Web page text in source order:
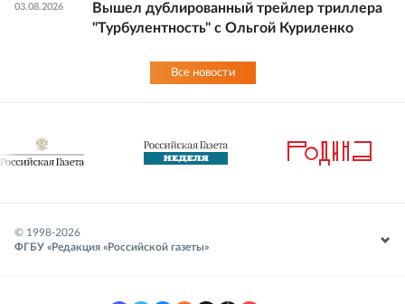
03.08.2026
Вышел дублированный трейлер триллера
"Турбулентность" с Ольгой Куриленко
Все новости
© 1998-2026
ФГБУ «Редакция «Российской газеты»